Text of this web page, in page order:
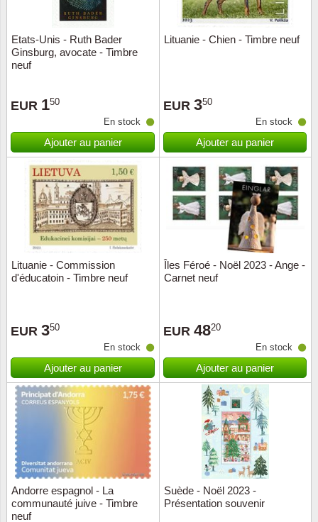
Etats-Unis - Ruth Bader
Ginsburg, avocate - Timbre
neuf
EUR 150
En stock
Ajouter au panier
Lituanie - Chien - Timbre neuf
EUR 350
En stock
Ajouter au panier
Lituanie - Commission
d'éducatoin - Timbre neuf
EUR 350
En stock
Ajouter au panier
Îles Féroé - Noël 2023 - Ange -
Carnet neuf
EUR 4820
En stock
Ajouter au panier
Andorre espagnol - La
communauté juive - Timbre
neuf
Suède - Noël 2023 -
Présentation souvenir
Année
Fleurs
Grèce
Islande